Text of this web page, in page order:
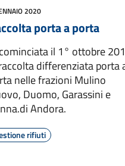
2020
porta a porta
il 1° ottobre
differenziata porta
nelle frazioni Mulino
Duomo, Garassini e
Andora.
rifiuti